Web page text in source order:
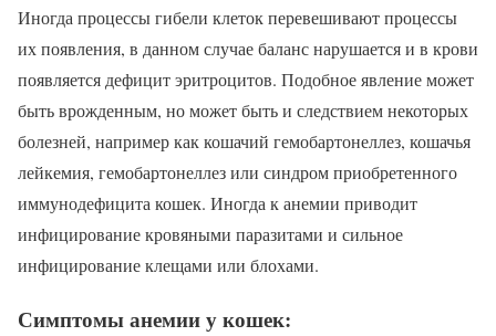
Иногда процессы гибели клеток перевешивают процессы
их появления, в данном случае баланс нарушается и в крови
появляется дефицит эритроцитов. Подобное явление может
быть врожденным, но может быть и следствием некоторых
болезней, например как кошачий гемобартонеллез, кошачья
лейкемия, гемобартонеллез или синдром приобретенного
иммунодефицита кошек. Иногда к анемии приводит
инфицирование кровяными паразитами и сильное
инфицирование клещами или блохами.
Симптомы анемии у кошек: